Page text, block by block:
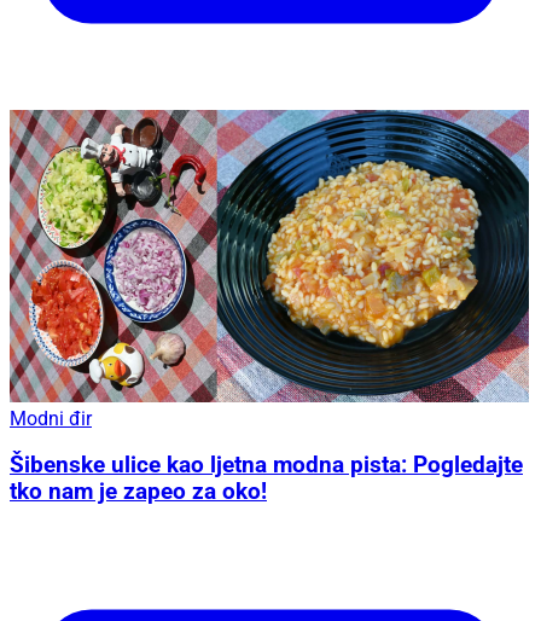
Modni đir
Šibenske ulice kao ljetna modna pista: Pogledajte
tko nam je zapeo za oko!